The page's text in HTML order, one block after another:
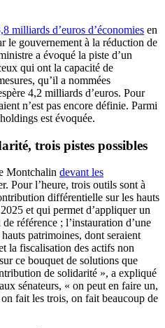
milliards d’euros d’économies en
le gouvernement à la réduction de
a évoqué la piste d’un
qui ont la capacité de
qu’il a nommées
4,2 milliards d’euros. Pour
n’est pas encore définie. Parmi
est évoquée.
trois pistes possibles
Montchalin devant les
Pour l’heure, trois outils sont à
différentielle sur les hauts
et qui permet d’appliquer un
référence ; l’instauration d’une
patrimoines, dont seraient
la fiscalisation des actifs non
ce bouquet de solutions que
de solidarité », a expliqué
sénateurs, « on peut en faire un,
fait les trois, on fait beaucoup de